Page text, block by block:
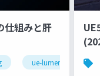
組みと肝
ue-lumen
(2024) 基礎編！